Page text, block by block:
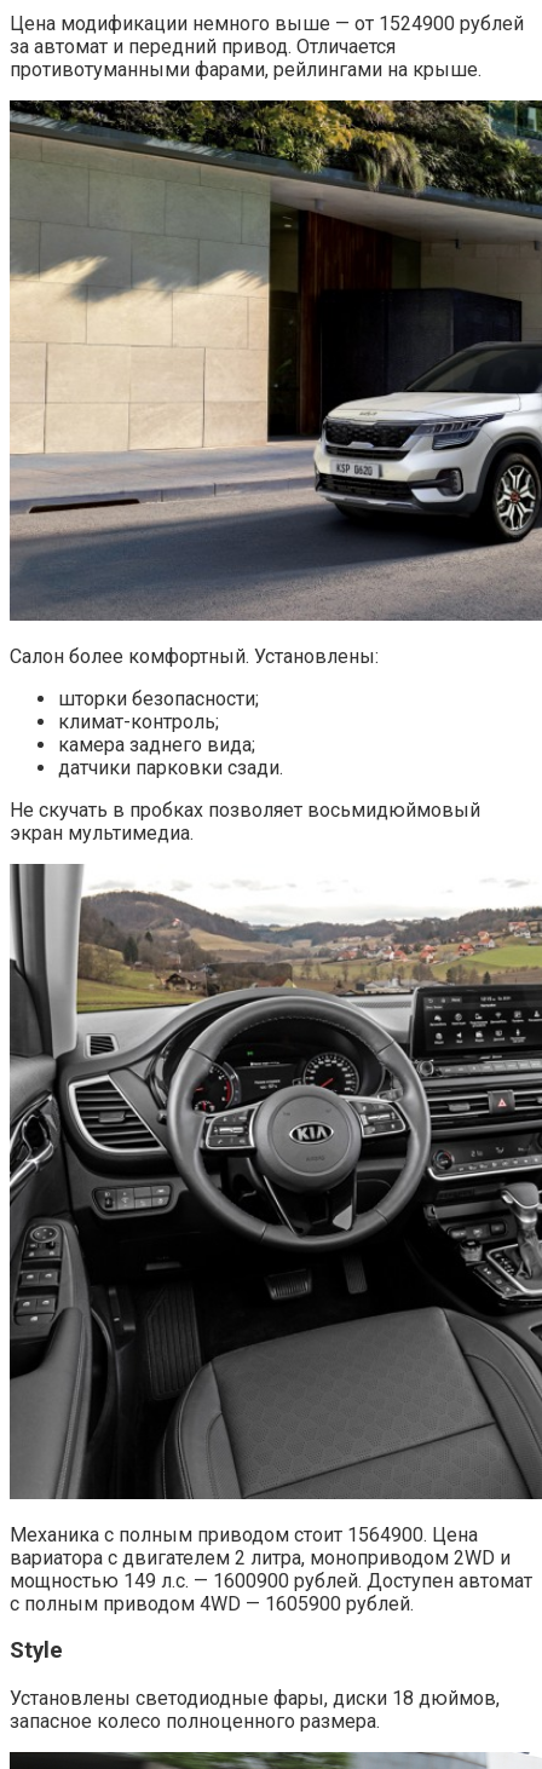
Цена модификации немного выше — от 1524900 рублей
за автомат и передний привод. Отличается
противотуманными фарами, рейлингами на крыше.
Салон более комфортный. Установлены:
шторки безопасности;
климат-контроль;
камера заднего вида;
датчики парковки сзади.
Не скучать в пробках позволяет восьмидюймовый
экран мультимедиа.
Механика с полным приводом стоит 1564900. Цена
вариатора с двигателем 2 литра, моноприводом 2WD и
мощностью 149 л.с. — 1600900 рублей. Доступен автомат
с полным приводом 4WD — 1605900 рублей.
Style
Установлены светодиодные фары, диски 18 дюймов,
запасное колесо полноценного размера.